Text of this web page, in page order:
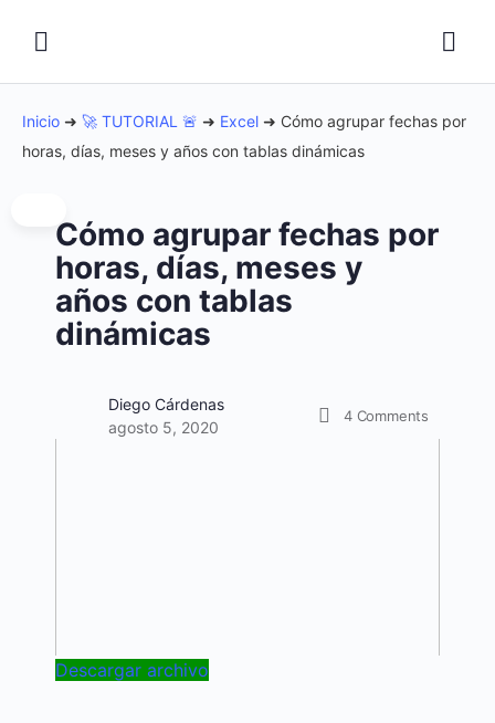
Inicio ➜ 🚀 TUTORIAL 🚨 ➜ Excel ➜ Cómo agrupar fechas por
horas, días, meses y años con tablas dinámicas
Cómo agrupar fechas por
horas, días, meses y
años con tablas
dinámicas
Diego Cárdenas
agosto 5, 2020
4 Comments
Descargar archivo